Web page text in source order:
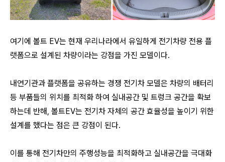
여기에 볼트 EV는 현재 우리나라에서 유일하게 전기차량 전용 플
랫폼으로 설계된 차량이라는 강점을 가진 모델이다.
내연기관과 플랫폼을 공유하는 경쟁 전기차 모델은 차량의 배터리
등 부품들의 위치를 최적화 하여 실내공간 및 트렁크 공간을 확보
하는데 반해, 볼트EV는 전기차 자체의 공간 효율성을 높이기 위한
설계를 했다는 점은 큰 강점이 된다.
이를 통해 전기차만의 주행성능을 최적화하고 실내공간을 극대화